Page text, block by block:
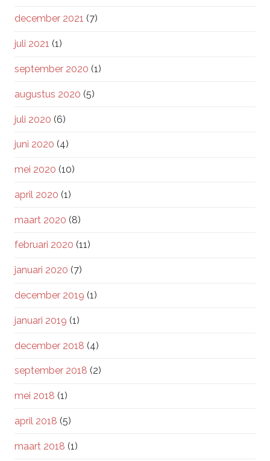
december 2021 (7)
juli 2021 (1)
september 2020 (1)
augustus 2020 (5)
juli 2020 (6)
juni 2020 (4)
mei 2020 (10)
april 2020 (1)
maart 2020 (8)
februari 2020 (11)
januari 2020 (7)
december 2019 (1)
januari 2019 (1)
december 2018 (4)
september 2018 (2)
mei 2018 (1)
april 2018 (5)
maart 2018 (1)